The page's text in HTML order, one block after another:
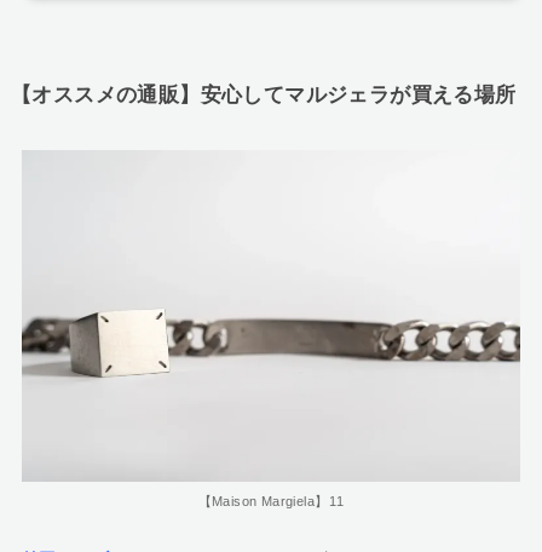
【オススメの通販】安心してマルジェラが買える場所
【Maison Margiela】11